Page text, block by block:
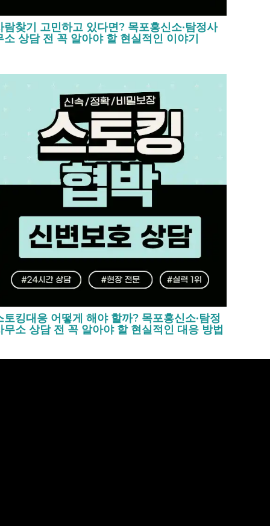
람찾기 고민하고 있다면? 목포흥신소·탐정사
소 상담 전 꼭 알아야 할 현실적인 이야기
토킹대응 어떻게 해야 할까? 목포흥신소·탐정
무소 상담 전 꼭 알아야 할 현실적인 대응 방법